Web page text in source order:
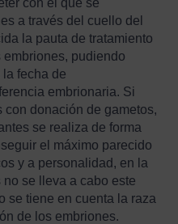
a través del cuello del
la pauta de tratamiento
pudiendo
fecha de
embrionaria. Si
con donación de gametos,
se realiza de forma
el máximo parecido
y a personalidad, en la
se lleva a cabo este
se tiene en cuenta la raza
de los embriones.